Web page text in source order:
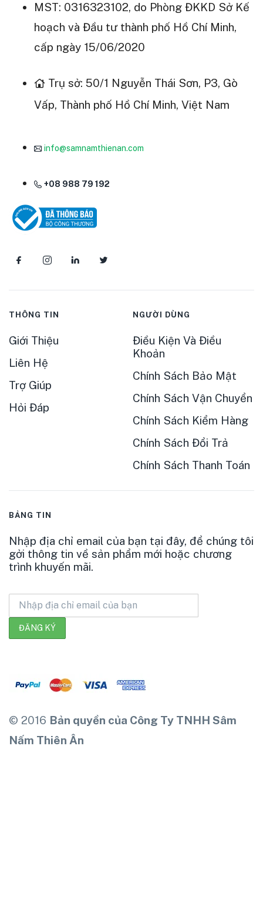
MST: 0316323102, do Phòng ĐKKD Sở Kế
hoạch và Đầu tư thành phố Hồ Chí Minh,
cấp ngày 15/06/2020
Trụ sở: 50/1 Nguyễn Thái Sơn, P3, Gò
Vấp, Thành phố Hồ Chí Minh, Việt Nam
info@samnamthienan.com
+08 988 79 192
THÔNG TIN
Giới Thiệu
Liên Hệ
Trợ Giúp
Hỏi Đáp
NGƯỜI DÙNG
Điều Kiện Và Điều
Khoản
Chính Sách Bảo Mật
Chính Sách Vận Chuyển
Chính Sách Kiểm Hàng
Chính Sách Đổi Trả
Chính Sách Thanh Toán
BẢNG TIN
Nhập địa chỉ email của bạn tại đây, để chúng tôi
gởi thông tin về sản phẩm mới hoặc chương
trình khuyến mãi.
© 2016 Bản quyền của Công Ty TNHH Sâm
Nấm Thiên Ân